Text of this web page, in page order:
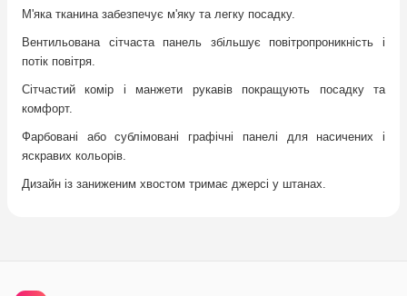
М'яка тканина забезпечує м'яку та легку посадку.
Вентильована сітчаста панель збільшує повітропроникність і
потік повітря.
Сітчастий комір і манжети рукавів покращують посадку та
комфорт.
Фарбовані або сублімовані графічні панелі для насичених і
яскравих кольорів.
Дизайн із заниженим хвостом тримає джерсi у штанах.